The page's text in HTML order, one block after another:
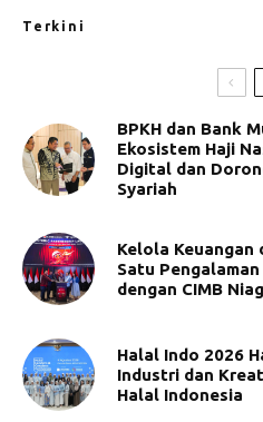
Terkini
BPKH dan Bank
Ekosistem Haji
Digital dan
Syariah
Kelola Keuangan
Satu
dengan CIMB
Halal Indo 2026
Industri dan
Halal Indonesia